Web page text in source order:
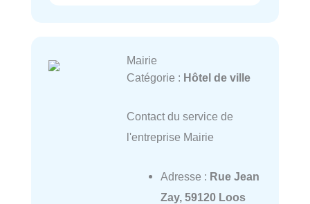
Mairie
Catégorie : Hôtel de ville
Contact du service de
l'entreprise Mairie
Adresse : Rue Jean
Zay, 59120 Loos